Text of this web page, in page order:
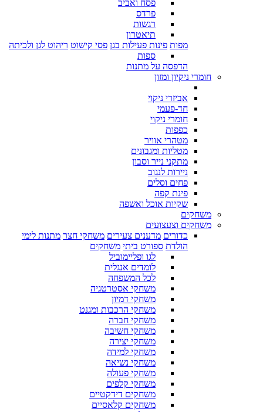
פסח ואביב
פרדס
רגשות
תיאטרון
מפות פינות פעילות בגן פסי קישוט ריהוט לגן ולכיתה
ספות
הדפסה על מתנות
חומרי ניקיון ומזון
אביזרי ניקוי
חד-פעמי
חומרי ניקוי
כפפות
מטהרי אוויר
מטליות ומגבונים
מתקני נייר וסבון
ניירות לנגוב
פחים וסלים
פינת קפה
שקיות אוכל ואשפה
משחקים
משחקים וצעצועים
כדורים מדענים צעירים משחקי חצר מתנות לימי
הולדת ספורט ביתי משחקים
לגו ופליימוביל
לומדים אנגלית
לכל המשפחה
משחקי אסטרטגיה
משחקי דמיון
משחקי הרכבות ומגנט
משחקי חברה
משחקי חשיבה
משחקי יצירה
משחקי למידה
משחקי נשיאה
משחקי פעולה
משחקי קלפים
משחקים דידקטיים
משחקים קלאסיים